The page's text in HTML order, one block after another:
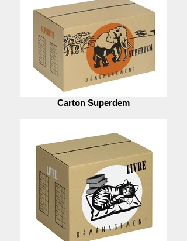
Carton Superdem